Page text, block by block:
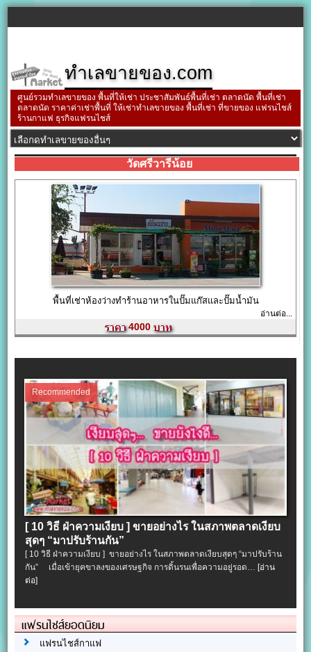
ทำเลขายของ.com
ศูนย์รวมทำเลขายของ พื้นที่ให้เช่า ประชาสัมพันธ์พื้นที่เช่า ตลาดนัด พื้นที่เช่า
ตลาดนัด ราคาค่าเช่าพื้นที่ ให้เช่าทำเลขายของ พื้นที่เช่า ที่ขายของ แฟรนไชส์
ร้านกาแฟ ธุรกิจแฟรนไชส์
วัดศรีวารีน้อย
พื้นที่เช่าห้องว่างทำร้านอาหารในปั๊มแก๊สและปั๊มน้ำมัน
อ่านต่อ...
4000
Recommended
[ 10 วิธี ฝ่าความเงียบ ] ขายอย่างไร ในสภาพตลาดเงียบ
สุดๆ “มาปรับร้านกัน”
[ 10 วิธี ฝ่าความเงียบ ] ขายอย่างไร ในสภาพตลาดเงียบสุดๆ “มาปรับร้าน
กัน” เมื่อเข้ายุคขาลงของเศรษฐกิจ การดิ้นรนเพื่อความอยู่รอด… [อ่าน
ต่อ]
แฟรนไชส์ยอดนิยม
แฟรนไชส์กาแฟ